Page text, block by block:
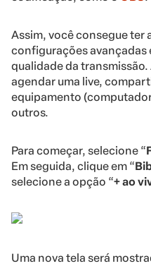
Assim, você consegue ter
configurações avançadas
qualidade da
agendar uma live,
equipamento
outros.
Para começar, selecione “
Em seguida, clique em “
selecione a opção “+ ao
Uma nova tela será